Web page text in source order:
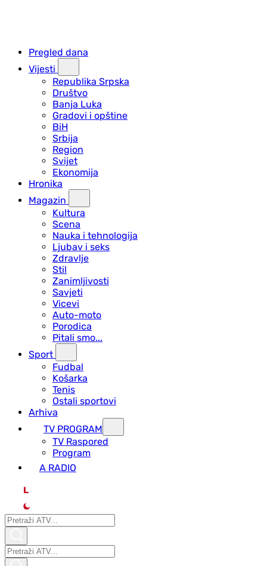
Pregled dana
Vijesti
Republika Srpska
Društvo
Banja Luka
Gradovi i opštine
BiH
Srbija
Region
Svijet
Ekonomija
Hronika
Magazin
Kultura
Scena
Nauka i tehnologija
Ljubav i seks
Zdravlje
Stil
Zanimljivosti
Savjeti
Vicevi
Auto-moto
Porodica
Pitali smo...
Sport
Fudbal
Košarka
Tenis
Ostali sportovi
Arhiva
TV PROGRAM
ТV Raspored
Program
A RADIO
L